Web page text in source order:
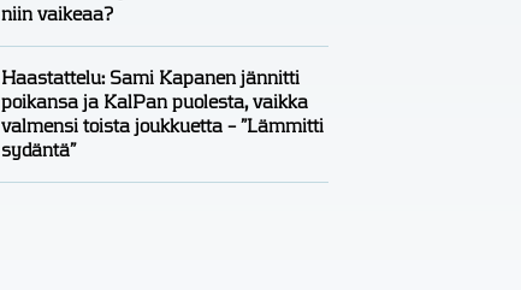
niin vaikeaa?
Haastattelu: Sami Kapanen jännitti
poikansa ja KalPan puolesta, vaikka
valmensi toista joukkuetta – ”Lämmitti
sydäntä”